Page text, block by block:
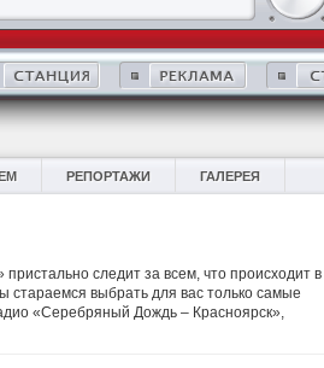
РЕПОРТАЖИ ГАЛЕРЕЯ
следит за всем, что происходит в
стараемся выбрать для вас только самые
«Серебряный Дождь – Красноярск»,